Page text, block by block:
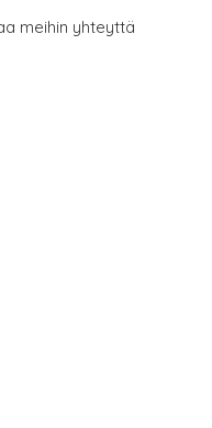
meihin yhteyttä